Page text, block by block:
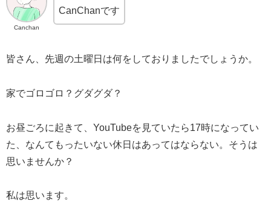
Canchan
CanChanです
皆さん、先週の土曜日は何をしておりましたでしょうか。
家でゴロゴロ？グダグダ？
お昼ごろに起きて、YouTubeを見ていたら17時になってい
た、なんてもったいない休日はあってはならない。そうは
思いませんか？
私は思います。